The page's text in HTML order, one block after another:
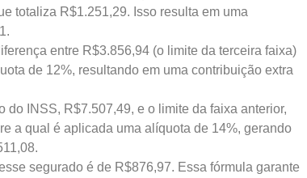
totaliza R$1.251,29. Isso resulta em uma
entre R$3.856,94 (o limite da terceira faixa)
de 12%, resultando em uma contribuição extra
do INSS, R$7.507,49, e o limite da faixa anterior,
a qual é aplicada uma alíquota de 14%, gerando
segurado é de R$876,97. Essa fórmula garante